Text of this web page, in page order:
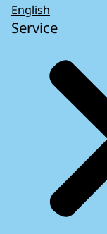
English
Service